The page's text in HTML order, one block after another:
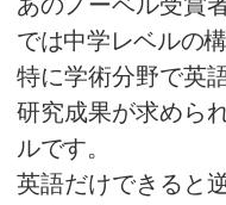
浜辺に打ち
ということ
番組内で研
呼んでいた